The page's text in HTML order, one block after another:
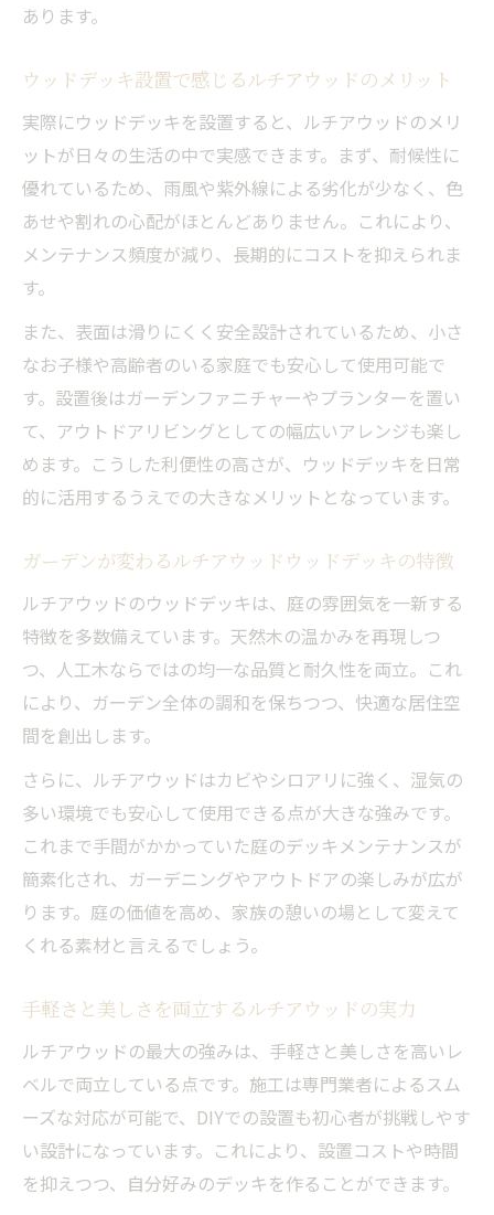
あります。
ウッドデッキ設置で感じるルチアウッドのメリット
実際にウッドデッキを設置すると、ルチアウッドのメリ
ットが日々の生活の中で実感できます。まず、耐候性に
優れているため、雨風や紫外線による劣化が少なく、色
あせや割れの心配がほとんどありません。これにより、
メンテナンス頻度が減り、長期的にコストを抑えられま
す。
また、表面は滑りにくく安全設計されているため、小さ
なお子様や高齢者のいる家庭でも安心して使用可能で
す。設置後はガーデンファニチャーやプランターを置い
て、アウトドアリビングとしての幅広いアレンジも楽し
めます。こうした利便性の高さが、ウッドデッキを日常
的に活用するうえでの大きなメリットとなっています。
ガーデンが変わるルチアウッドウッドデッキの特徴
ルチアウッドのウッドデッキは、庭の雰囲気を一新する
特徴を多数備えています。天然木の温かみを再現しつ
つ、人工木ならではの均一な品質と耐久性を両立。これ
により、ガーデン全体の調和を保ちつつ、快適な居住空
間を創出します。
さらに、ルチアウッドはカビやシロアリに強く、湿気の
多い環境でも安心して使用できる点が大きな強みです。
これまで手間がかかっていた庭のデッキメンテナンスが
簡素化され、ガーデニングやアウトドアの楽しみが広が
ります。庭の価値を高め、家族の憩いの場として変えて
くれる素材と言えるでしょう。
手軽さと美しさを両立するルチアウッドの実力
ルチアウッドの最大の強みは、手軽さと美しさを高いレ
ベルで両立している点です。施工は専門業者によるスム
ーズな対応が可能で、DIYでの設置も初心者が挑戦しやす
い設計になっています。これにより、設置コストや時間
を抑えつつ、自分好みのデッキを作ることができます。